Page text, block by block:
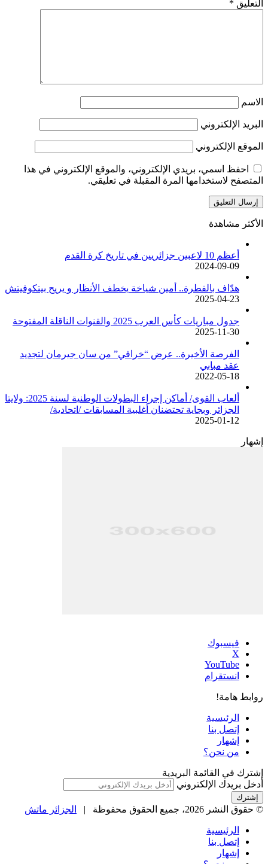
التعليق *
الاسم
البريد الإلكتروني
الموقع الإلكتروني
احفظ اسمي، بريدي الإلكتروني، والموقع الإلكتروني في هذا
المتصفح لاستخدامها المرة المقبلة في تعليقي.
الأكثر مشاهدة
أعظم 10 لاعبين جزائريين في تاريخ كرة القدم
2024-09-09
هدّاف بالفطرة.. أمين شياخة يخطف الأنظار و يريح بيتكوفيتش
2025-04-23
جدول مباريات كأس العرب 2025 والقنوات الناقلة المفتوحة
2025-11-30
الفرصة الأخيرة.. عرض “خرافي” من سان جيرمان لتجديد
عقد مبابي
2022-05-18
ألعاب القوى/ أماكن إجراء البطولات الوطنية لسنة 2025: ولايتا
الجزائر وبجاية تحتضنان أغلبية المسابقات /اتحادية/
2025-01-12
إشهار
فيسبوك
‫X
‫YouTube
انستقرام
روابط هامة!
الرئيسية
إتصل بنا
إشهار
من نحن؟
إشترك في القائمة البريدية
أدخل بريدك الإلكتروني
© حقوق النشر 2026، جميع الحقوق محفوظة | الجزائر ماتش
الرئيسية
إتصل بنا
إشهار